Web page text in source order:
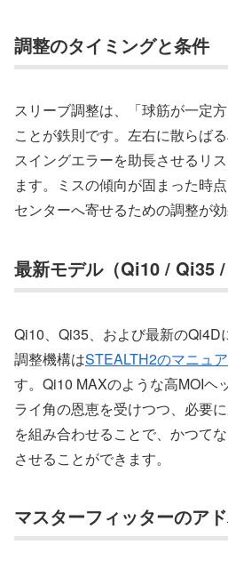
調整のタイミングと条件
スリーブ調整は、「球筋が一定
ことが鉄則です。左右に散らば
スイングエラーを助長させるリ
ます。ミスの傾向が固まった時
センターへ寄せるための調整が効
最新モデル（Qi10 / Qi35
Qi10、Qi35、および最新のQi4D
調整機構はSTEALTH2のマニュ
す。Qi10 MAXのような高MOIヘ
ライ角の恩恵を受けつつ、必要
を組み合わせることで、かつて
させることができます。
マスターフィッターのア